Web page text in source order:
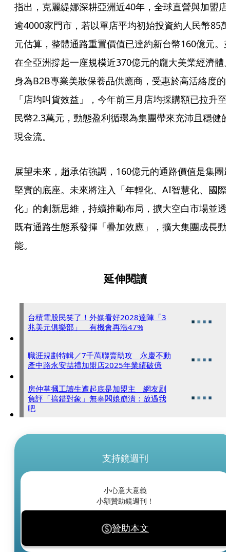
指出，克麗緹娜深耕亞洲近40年，全球直營與加盟店
逾4000家門市，若以單店平均初始投資約人民幣85萬
元估算，整體通路重置價值已達約新台幣160億元。
在全亞洲撐起一座規模近370億元的龐大美業經濟體
身為B2B專業美妝保養品供應商，受惠於高活絡度的
「店均叫貨效益」，今年前三月店均採購額已拉升至
民幣2.3萬元，動態盈利循環為集團帶來充沛且穩健的
現金流。
展望未來，趙承佑強調，160億元的通路價值是集團
堅實的底座。未來將注入「年輕化、AI智慧化、國際
化」的創新思維，持續推動布局，擴大空白市場並透
既有通路生態系發揮「疊加效應」，擴大集團成長動
能。
延伸閱讀
台積電股民笑了！外媒看好2028達陣「3
兆美元俱樂部」 有機會再漲47%
職涯規劃特輯／7千萬聯賣助攻 永慶不動
產中路永安喆禮加盟店2025年業績破億
房仲掌摑工讀生遭起底是加盟主 網友刷
負評「搞錯對象」無辜闆娘崩潰：放過我
吧
支持鏡週刊
小心意大意義
小額贊助鏡週刊！
贊助本文